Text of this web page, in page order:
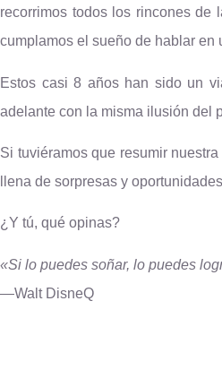
recorrimos todos los rincones de
cumplamos el sueño de hablar en
Estos casi 8 años han sido un
adelante con la misma ilusión del
Si tuviéramos que resumir
llena de sorpresas y
¿Y tú, qué opinas?
«Si lo puedes soñar, lo puedes
—Walt DisneQ